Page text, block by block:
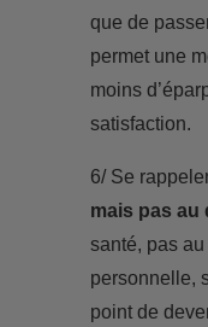
que de
permet une
moins
satisfaction.
6/ Se
mais pas au
santé, pas
personnelle,
point de